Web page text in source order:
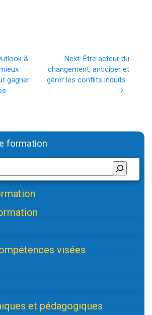
&
gagner
Next: Next
post:
Être acteur du
changement, anticiper et
gérer les conflits induits
formation
visées
et pédagogiques